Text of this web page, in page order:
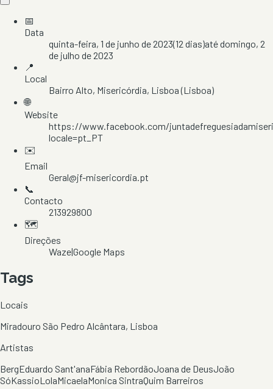
📅
Data
quinta-feira, 1 de junho de 2023(12 dias)atédomingo, 2
de julho de 2023
📍
Local
Bairro Alto, Misericórdia, Lisboa(Lisboa)
🌐
Website
https://www.facebook.com/
locale=pt_PT
✉️
Email
Geral@jf-misericordia.pt
📞
Contacto
213929800
🗺️
Direções
Waze|Google Maps
Tags
Locais
Miradouro São Pedro Alcântara, Lisboa
Artistas
BergEduardo Sant'anaFábia RebordãoJoana de DeusJoão
SóKassioLolaMicaelaMonica SintraQuim Barreiros